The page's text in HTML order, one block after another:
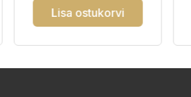
Lisa ostukorvi